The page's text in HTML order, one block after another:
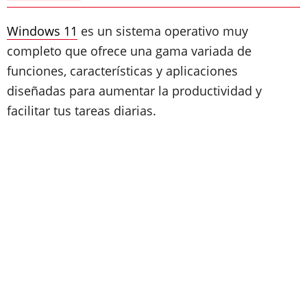
Windows 11 es un sistema operativo muy
completo que ofrece una gama variada de
funciones, características y aplicaciones
diseñadas para aumentar la productividad y
facilitar tus tareas diarias.